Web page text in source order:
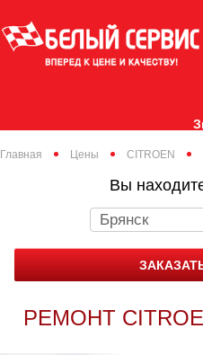
Главная Цены CITROEN
Вы
Брянск
РЕМОНТ